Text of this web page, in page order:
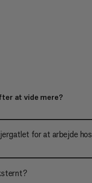
at vide mere?
for at arbejde hos